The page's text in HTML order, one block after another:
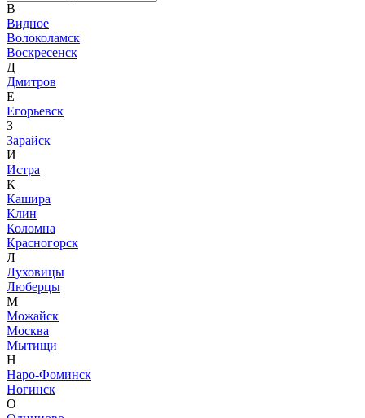
В
Видное
Волоколамск
Воскресенск
Д
Дмитров
Е
Егорьевск
З
Зарайск
И
Истра
К
Кашира
Клин
Коломна
Красногорск
Л
Луховицы
Люберцы
М
Можайск
Москва
Мытищи
Н
Наро-Фоминск
Ногинск
О